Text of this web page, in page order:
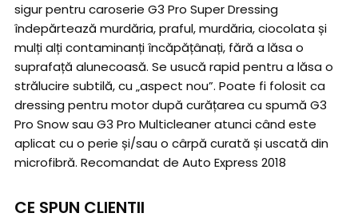
sigur pentru caroserie G3 Pro Super Dressing
îndepărtează murdăria, praful, murdăria, ciocolata și
mulți alți contaminanți încăpățânați, fără a lăsa o
suprafață alunecoasă. Se usucă rapid pentru a lăsa o
strălucire subtilă, cu „aspect nou”. Poate fi folosit ca
dressing pentru motor după curățarea cu spumă G3
Pro Snow sau G3 Pro Multicleaner atunci când este
aplicat cu o perie și/sau o cârpă curată și uscată din
microfibră. Recomandat de Auto Express 2018
CE SPUN CLIENTII